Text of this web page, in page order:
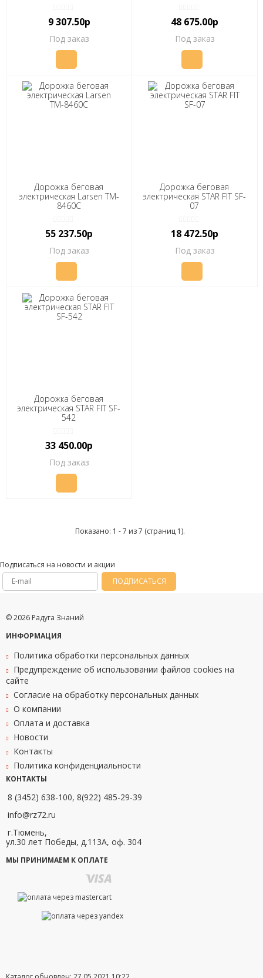
9 307.50р
Под заказ
48 675.00р
Под заказ
Дорожка беговая
электрическая Larsen TM-
8460С
55 237.50р
Под заказ
Дорожка беговая
электрическая STAR FIT SF-
07
18 472.50р
Под заказ
Дорожка беговая
электрическая STAR FIT SF-
542
33 450.00р
Под заказ
Показано: 1 - 7 из 7 (страниц 1).
Подписаться на новости и акции
ПОДПИСАТЬСЯ
© 2026 Радуга Знаний
ИНФОРМАЦИЯ
Политика обработки персональных данных
Предупреждение об использовании файлов cookies на
сайте
Согласие на обработку персональных данных
О компании
Оплата и доставка
Новости
Контакты
Политика конфиденциальности
КОНТАКТЫ
8 (3452) 638-100, 8(922) 485-29-39
info@rz72.ru
г.Тюмень,
ул.30 лет Победы, д.113А, оф. 304
МЫ ПРИНИМАЕМ К ОПЛАТЕ